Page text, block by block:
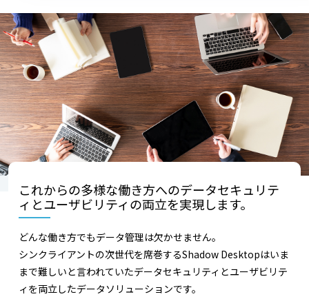
これからの多様な働き方へのデータセキュリテ
ィとユーザビリティの両立を実現します。
どんな働き方でもデータ管理は欠かせません。
シンクライアントの次世代を席巻するShadow Desktopはいま
まで難しいと言われていたデータセキュリティとユーザビリテ
ィを両立したデータソリューションです。